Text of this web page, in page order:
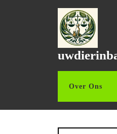
Over Ons